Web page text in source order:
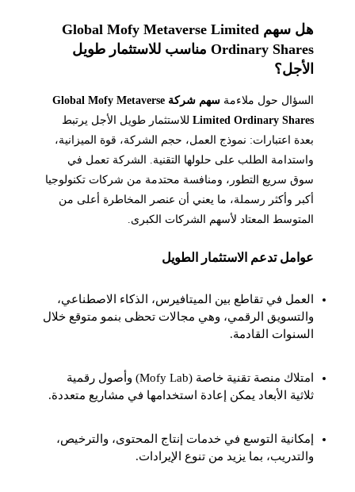
هل سهم Global Mofy Metaverse Limited
Ordinary Shares مناسب للاستثمار طويل
الأجل؟
السؤال حول ملاءمة
سهم شركة Global Mofy Metaverse
Limited Ordinary Sharesللاستثمار طويل الأجل يرتبط
بعدة اعتبارات: نموذج العمل، حجم الشركة، قوة الميزانية،
واستدامة الطلب على حلولها التقنية. الشركة تعمل في
سوق سريع التطور، ومنافسة محتدمة من شركات تكنولوجيا
أكبر وأكثر رسملة، ما يعني أن عنصر المخاطرة أعلى من
المتوسط المعتاد لأسهم الشركات الكبرى.
عوامل تدعم الاستثمار الطويل
العمل في تقاطع بين الميتافيرس، الذكاء الاصطناعي،
والتسويق الرقمي، وهي مجالات تحظى بنمو متوقع خلال
السنوات القادمة.
امتلاك منصة تقنية خاصة (Mofy Lab) وأصول رقمية
ثلاثية الأبعاد يمكن إعادة استخدامها في مشاريع متعددة.
إمكانية التوسع في خدمات إنتاج المحتوى، والترخيص،
والتدريب، بما يزيد من تنوع الإيرادات.